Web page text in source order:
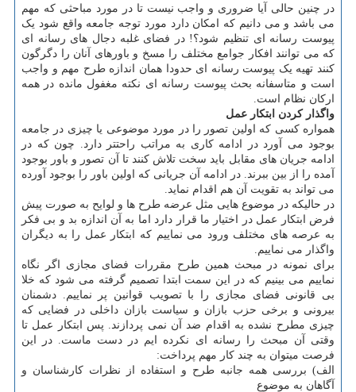
در چنین حالی آیا ضروری و واجب نیست تا در مورد مباحثی که مهم
می باشد و می دانیم که امکان دارد مورد توجه جامعه واقع شود یک
پیوست رسانه ای تنظیم شود؟! در فضای غلبه دجال های رسانه ای
که می توانند افکار جوامع مختلف را مسخ و باورهای آنان را دگرگون
کنند تهیه یک پیوست رسانه ای حدودا همان اندازه طرح مهم و واجب
است و متاسفانه بحث پیوست رسانه ای نکته مغفول مانده در همه
ارکان نظام است.
واگذار کردن ابتکار عمل
همواره کسی که اولین تصور را در مورد موضوعی یا چیزی در جامعه
بوجود می آورد در ادامه کاری به مراتب راحتتر دارد. چون که در
ادامه جریان های مقابل باید سخت تلاش کنند تا آن تصور و باور بوجود
آمده را از بین ببرند. در ادامه آن جریانی که اولین باور را بوجود آورده
می تواند به تقویت آن هم اقدام نماید.
در حالیکه در موضوع هایی مثل عرضه طرح ها و لوایح به صورت پیش
فرض ابتکار عمل در اختیار ما قرار دارد اما به آن اندازه بد و بی فکر
به عرصه های مختلف ورود می نماییم که ابتکار عمل را به دیگران
واگذار می نماییم.
برای نمونه در مبحث همین طرح مقررات فضای مجازی اگر نگاه
نماییم می بینیم که در این سمت ابتدا تصمیم گرفته می شود که خلا
بی قانونی فضای مجازی را با تصویب قوانین پر نماییم. دشمنان
بیرونی و برخی حزب بازان و سیاست بازان داخلی در فضایی که
چیزی مطرح نشده به اقدام ضد آن نمی پردازند. پس ابتکار عمل تا
وقتی آن مبحث را رسانه ای نکرده ایم در دست ماست. در این
فرصت میتوان به چند کار مهم پرداخت:
الف) بررسی همه جانبه طرح و استفاده از نظرات کارشناسان و
آگاهان به موضوع